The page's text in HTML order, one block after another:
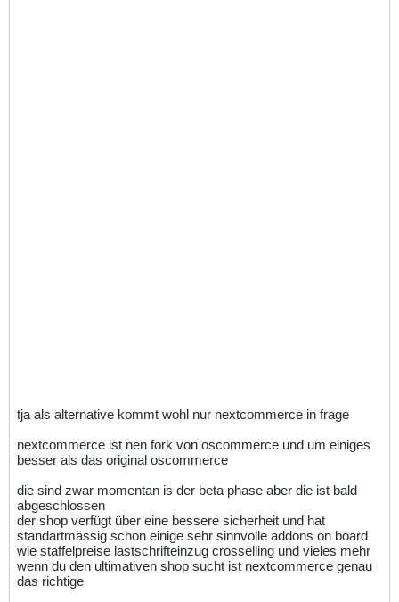
tja als alternative kommt wohl nur nextcommerce in frage
nextcommerce ist nen fork von oscommerce und um einiges
besser als das original oscommerce
die sind zwar momentan is der beta phase aber die ist bald
abgeschlossen
der shop verfügt über eine bessere sicherheit und hat
standartmässig schon einige sehr sinnvolle addons on board
wie staffelpreise lastschrifteinzug crosselling und vieles mehr
wenn du den ultimativen shop sucht ist nextcommerce genau
das richtige